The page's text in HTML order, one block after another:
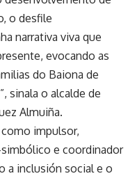
o desfile
narrativa viva que
evocando as
do Baiona de
sinala o alcalde de
Almuiña.
impulsor,
e coordinador
a inclusión social e o